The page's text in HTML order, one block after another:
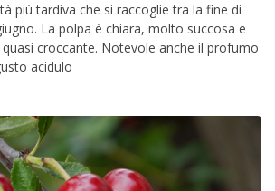
più tardiva che si raccoglie tra la fine di
La polpa è chiara, molto succosa e
croccante. Notevole anche il profumo
acidulo